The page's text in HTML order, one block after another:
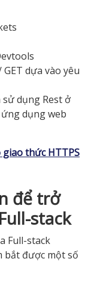
dựa vào yêu
sử dụng Rest ở
dụng web
giao thức HTTPS
để trở
stack
Full-stack
bắt được một số